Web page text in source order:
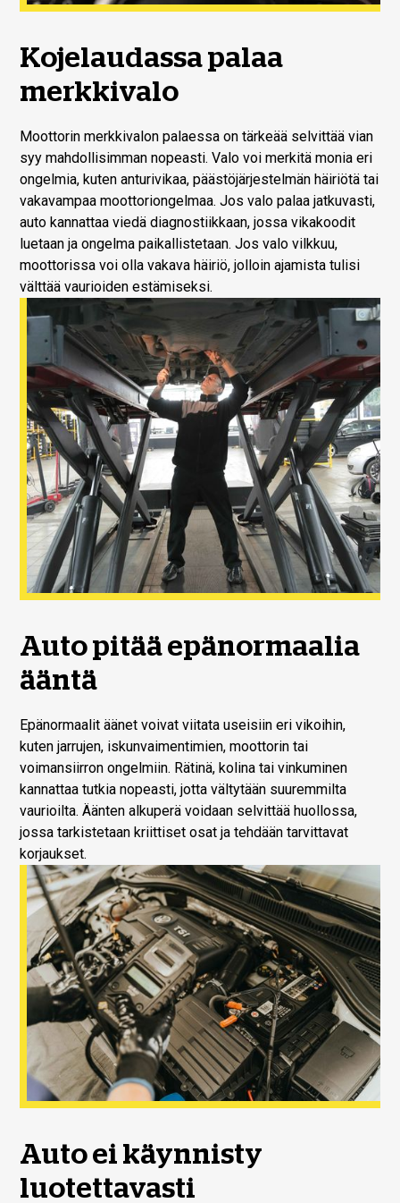
Kojelaudassa palaa
merkkivalo
Moottorin merkkivalon palaessa on tärkeää selvittää vian
syy mahdollisimman nopeasti. Valo voi merkitä monia eri
ongelmia, kuten anturivikaa, päästöjärjestelmän häiriötä tai
vakavampaa moottoriongelmaa. Jos valo palaa jatkuvasti,
auto kannattaa viedä diagnostiikkaan, jossa vikakoodit
luetaan ja ongelma paikallistetaan. Jos valo vilkkuu,
moottorissa voi olla vakava häiriö, jolloin ajamista tulisi
välttää vaurioiden estämiseksi.
Auto pitää epänormaalia
ääntä
Epänormaalit äänet voivat viitata useisiin eri vikoihin,
kuten jarrujen, iskunvaimentimien, moottorin tai
voimansiirron ongelmiin. Rätinä, kolina tai vinkuminen
kannattaa tutkia nopeasti, jotta vältytään suuremmilta
vaurioilta. Äänten alkuperä voidaan selvittää huollossa,
jossa tarkistetaan kriittiset osat ja tehdään tarvittavat
korjaukset.
Auto ei käynnisty
luotettavasti